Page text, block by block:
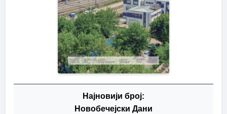
Најновији број:
Новобечејски Дани